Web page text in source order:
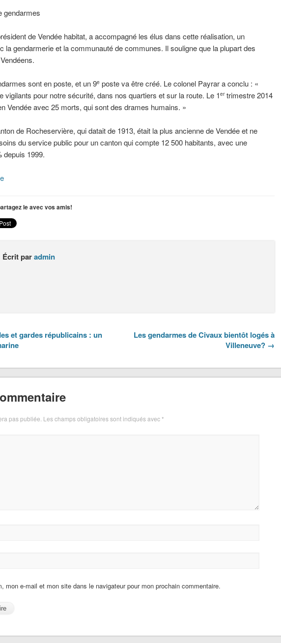
gendarmes
de Vendée habitat, a accompagné les élus dans cette réalisation, un
la gendarmerie et la communauté de communes. Il souligne que la plupart des
sont en poste, et un 9e poste va être créé. Le colonel Payrar a conclu : «
vigilants pour notre sécurité, dans nos quartiers et sur la route. Le 1ertrimestre 2014
Vendée avec 25 morts, qui sont des drames humains. »
de Rocheservière, qui datait de 1913, était la plus ancienne de Vendée et ne
du service public pour un canton qui compte 12 500 habitants, avec une
depuis 1999.
le avec vos amis!
Écrit paradmin
et gardes républicains : un
Les gendarmes de Civaux bientôt logés à
Villeneuve? →
pas publiée. Les champs obligatoires sont indiqués avec*
mon e-mail et mon site dans le navigateur pour mon prochain commentaire.